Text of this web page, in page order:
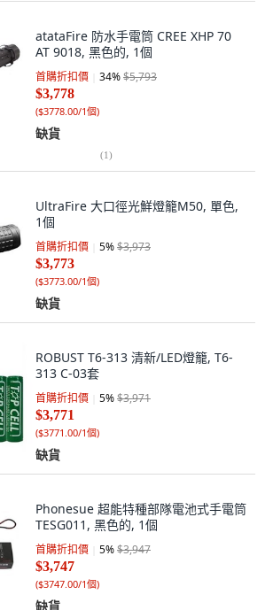
atataFire 防水手電筒 CREE XHP 70
AT 9018, 黑色的, 1個
首購折扣價 34%$5,793
$3,778
($3778.00/1個)
缺貨
(1)
UltraFire 大口徑光鮮燈籠M50, 單色,
1個
首購折扣價 5%$3,973
$3,773
($3773.00/1個)
缺貨
ROBUST T6-313 清新/LED燈籠, T6-
313 C-03套
首購折扣價 5%$3,971
$3,771
($3771.00/1個)
缺貨
Phonesue 超能特種部隊電池式手電筒
TESG011, 黑色的, 1個
首購折扣價 5%$3,947
$3,747
($3747.00/1個)
缺貨